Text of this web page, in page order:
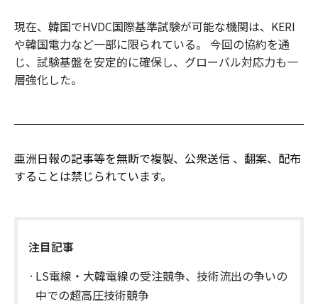
現在、韓国でHVDC国際基準試験が可能な機関は、KERI
や韓国電力など一部に限られている。 今回の協約を通
じ、試験基盤を安定的に確保し、グローバル対応力も一
層強化した。
亜洲日報の記事等を無断で複製、公衆送信 、翻案、配布
することは禁じられています。
注目記事
LS電線・大韓電線の受注競争、技術流出の争いの
中での超高圧技術競争